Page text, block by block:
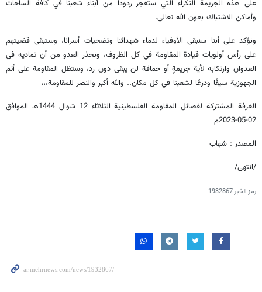
على هذه الجريمة النكراء التي ستفجر ردوداً من أبناء شعبنا في كافة الساحات
وأماكن الاشتباك بعون الله تعالى.
ونؤكد على أننا سنبقى الأوفياء لدماء شهدائنا وتضحيات أسرانا، وستبقى قضيتهم
على رأس أولويات قيادة المقاومة في كل الظروف، ونحذر العدو من أن تماديه في
العدوان وارتكابه لأية جريمةٍ أو حماقة لن يبقى دون رد، وستظل المقاومة على أتم
الجهوزية سيفًا ودرعًا لشعبنا في كل مكان.. والله أكبر والنصر للمقاومة،،،
الغرفة المشتركة لفصائل المقاومة الفلسطينية الثلاثاء 12 شوال 1444هـ الموافق
02-05-2023م
المصدر : شهاب
/انتهى/
رمز الخبر1932867